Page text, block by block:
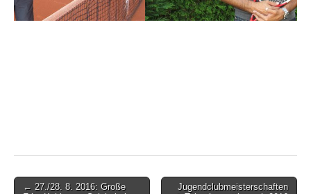
Post← 27./28. 8. 2016: Große
Jugendclubmeisterschaften